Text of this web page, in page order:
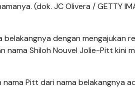
(dok. JC Olivera / GETTY
dengan mengajukan
Shiloh Nouvel Jolie-Pitt kini
Pitt dari nama belakangnya